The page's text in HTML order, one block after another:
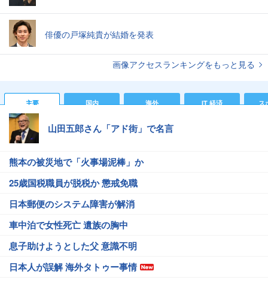
俳優の戸塚純貴が結婚を発表
画像アクセスランキングをもっと見る
主要 国内 海外 IT 経済 ス
山田五郎さん「アド街」で名言
熊本の被災地で「火事場泥棒」か
25歳国税職員が脱税か 懲戒免職
日本郵便のシステム障害が解消
車中泊で女性死亡 遺族の胸中
息子助けようとした父 意識不明
日本人が誤解 海外タトゥー事情